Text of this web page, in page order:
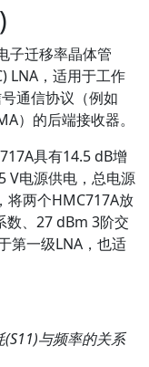
子迁移率晶体管
LNA，适用于工作
通信协议（例如
）的后端接收器。
具有14.5 dB增
V电源供电，总电源
将两个HMC717A放
数、27 dBm 3阶交
第一级LNA，也适
(S11)与频率的关系